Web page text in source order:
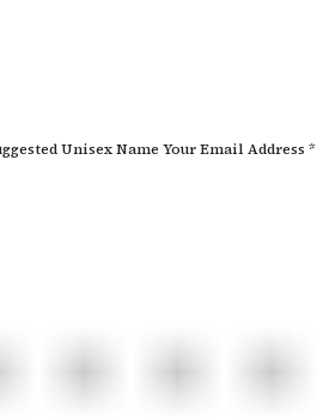
Unisex Name Your Email Address *